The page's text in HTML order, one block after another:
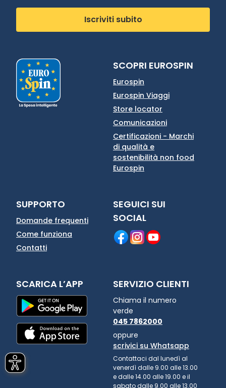
Iscriviti subito
SCOPRI EUROSPIN
Eurospin
Eurospin Viaggi
Store locator
Comunicazioni
Certificazioni - Marchi
di qualità e
sostenibilità non food
Eurospin
SUPPORTO
Domande frequenti
Come funziona
Contatti
SEGUICI SUI
SOCIAL
SCARICA L’APP SERVIZIO CLIENTI
Chiama il numero
verde
045 7862000
oppure
scrivici su Whatsapp
Contattaci dal lunedì al
venerdì dalle 9.00 alle 13.00
e dalle 14.00 alle 19.00 e il
sabato dalle 9.00 alle 13.00